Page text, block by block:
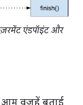
एंडपॉइंट और
आम वजहें बताई